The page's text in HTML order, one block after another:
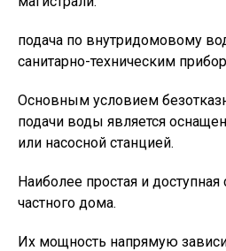
подача по внутридомовому
санитарно-техническим
Основным условием
подачи воды является
или насосной станцией.
Наиболее простая и
частного дома.
Их мощность напрямую